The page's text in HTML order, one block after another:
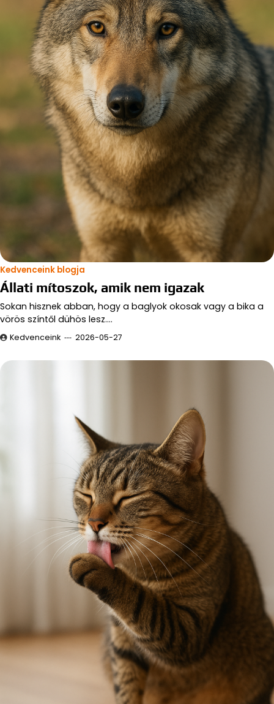
Kedvenceink blogja
Állati mítoszok, amik nem igazak
Sokan hisznek abban, hogy a baglyok okosak vagy a bika a
vörös színtől dühös lesz.…
Kedvenceink 2026-05-27